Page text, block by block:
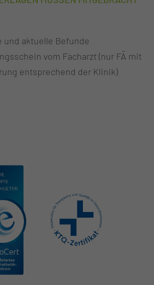
und aktuelle Befunde
vom Facharzt (nur FÄ mit
entsprechend der Klinik)